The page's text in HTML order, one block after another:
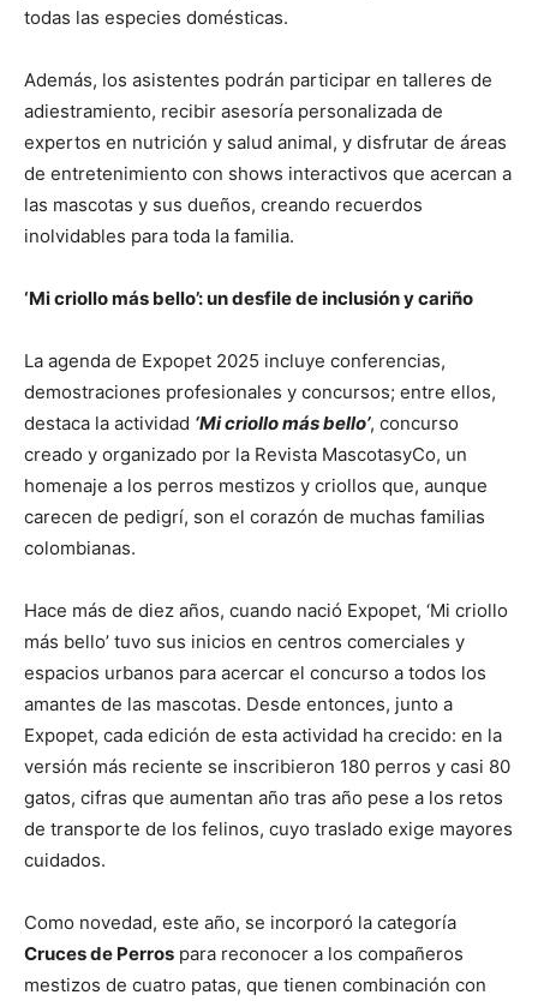
todas las especies domésticas.
Además, los asistentes podrán participar en talleres de
adiestramiento, recibir asesoría personalizada de
expertos en nutrición y salud animal, y disfrutar de áreas
de entretenimiento con shows interactivos que acercan a
las mascotas y sus dueños, creando recuerdos
inolvidables para toda la familia.
‘Mi criollo más bello’: un desfile de inclusión y cariño
La agenda de Expopet 2025 incluye conferencias,
demostraciones profesionales y concursos; entre ellos,
destaca la actividad ‘Mi criollo más bello’, concurso
creado y organizado por la Revista MascotasyCo, un
homenaje a los perros mestizos y criollos que, aunque
carecen de pedigrí, son el corazón de muchas familias
colombianas.
Hace más de diez años, cuando nació Expopet, ‘Mi criollo
más bello’ tuvo sus inicios en centros comerciales y
espacios urbanos para acercar el concurso a todos los
amantes de las mascotas. Desde entonces, junto a
Expopet, cada edición de esta actividad ha crecido: en la
versión más reciente se inscribieron 180 perros y casi 80
gatos, cifras que aumentan año tras año pese a los retos
de transporte de los felinos, cuyo traslado exige mayores
cuidados.
Como novedad, este año, se incorporó la categoría
Cruces de Perros para reconocer a los compañeros
mestizos de cuatro patas, que tienen combinación con